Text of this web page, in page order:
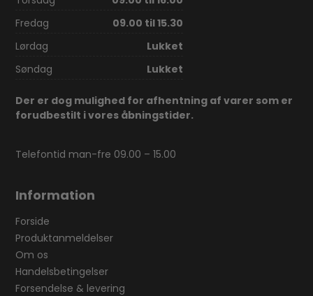
Fredag
09.00 til 15.30
Lørdag
Lukket
Søndag
Lukket
Der er dog mulighed for afhentning af varer som er
forudbestilt i vores åbningstider.
Telefontid man-fre 09.00 – 15.00
Information
Forside
Produktanmeldelser
Om os
Handelsbetingelser
Forsendelse & levering